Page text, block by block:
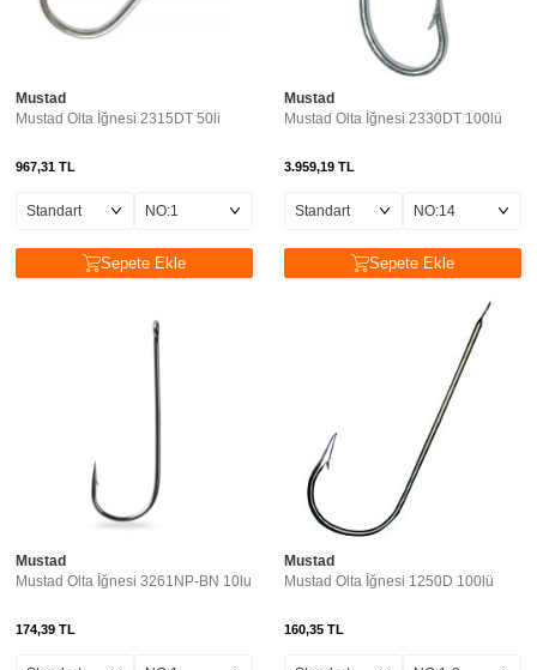
Mustad
Mustad Olta İğnesi 2315DT 50li
967,31 TL
Sepete Ekle
Mustad
Mustad Olta İğnesi 2330DT 100lü
3.959,19 TL
Sepete Ekle
Mustad
Mustad Olta İğnesi 3261NP-BN 10lu
174,39 TL
Mustad
Mustad Olta İğnesi 1250D 100lü
160,35 TL